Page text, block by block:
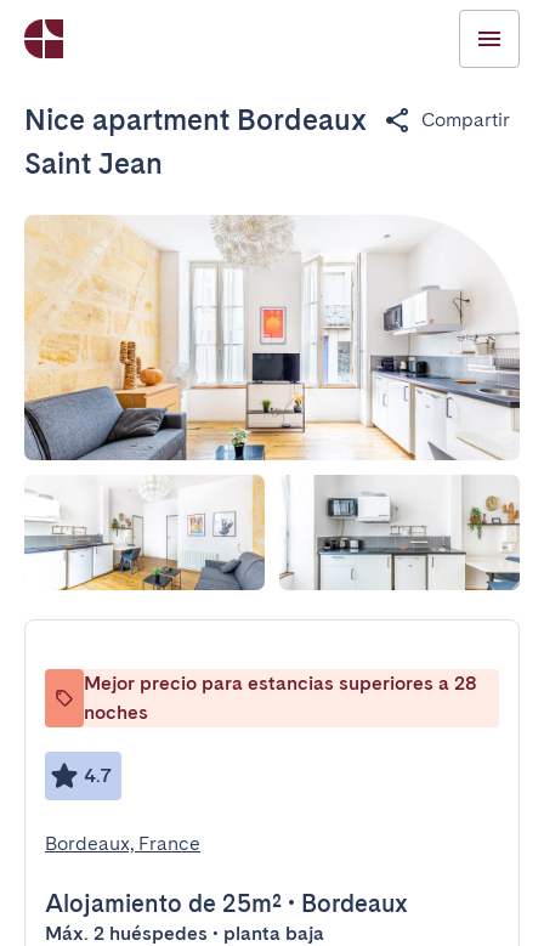
Nice apartment Bordeaux
Saint Jean
Compartir
Mejor precio para estancias superiores a 28
noches
4.7
Bordeaux, France
Alojamiento de 25m² • Bordeaux
Máx. 2 huéspedes • planta baja